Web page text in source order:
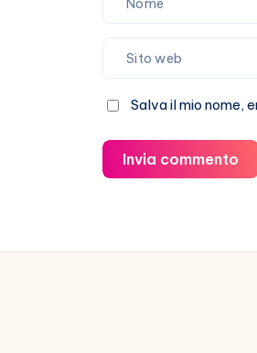
Salva il mio nome,
Invia commento